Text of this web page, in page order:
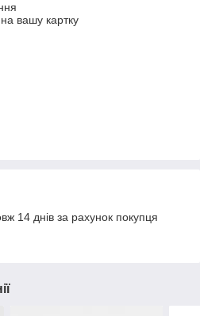
вашу картку
14 днів за рахунок покупця